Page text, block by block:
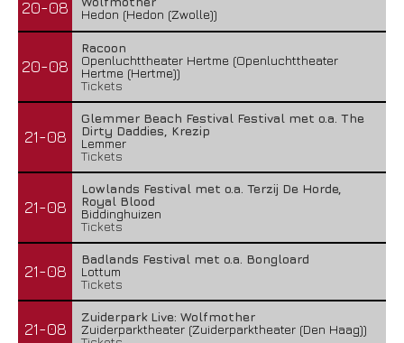
20-08
Hedon (Hedon (Zwolle))
20-08
Racoon
Openluchttheater Hertme (Openluchttheater
Hertme (Hertme))
Tickets
21-08
Glemmer Beach Festival Festival met o.a. The
Dirty Daddies, Krezip
Lemmer
Tickets
21-08
Lowlands Festival met o.a. Terzij De Horde,
Royal Blood
Biddinghuizen
Tickets
21-08
Badlands Festival met o.a. Bongloard
Lottum
Tickets
21-08
Zuiderpark Live: Wolfmother
Zuiderparktheater (Zuiderparktheater (Den Haag))